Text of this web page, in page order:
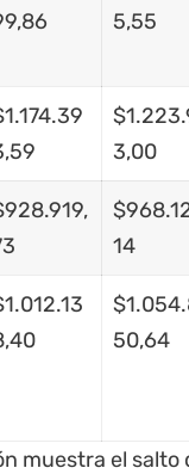
5,55
3,00
14
50,64
muestra el salto